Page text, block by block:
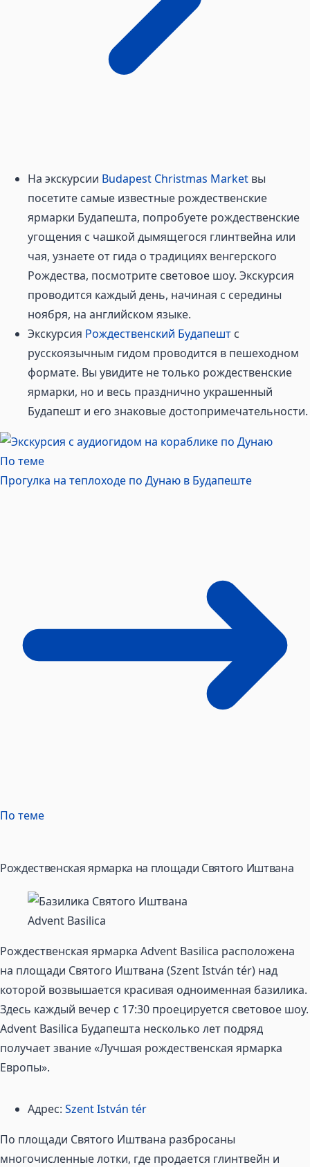
На экскурсии Budapest Christmas Market вы
посетите самые известные рождественские
ярмарки Будапешта, попробуете рождественские
угощения с чашкой дымящегося глинтвейна или
чая, узнаете от гида о традициях венгерского
Рождества, посмотрите световое шоу. Экскурсия
проводится каждый день, начиная с середины
ноября, на английском языке.
Экскурсия Рождественский Будапешт с
русскоязычным гидом проводится в пешеходном
формате. Вы увидите не только рождественские
ярмарки, но и весь празднично украшенный
Будапешт и его знаковые достопримечательности.
По теме
Прогулка на теплоходе по Дунаю в Будапеште
По теме
Рождественская ярмарка на площади Святого Иштвана
Advent Basilica
Рождественская ярмарка Advent Basilica расположена
на площади Святого Иштвана (Szent István tér) над
которой возвышается красивая одноименная базилика.
Здесь каждый вечер с 17:30 проецируется световое шоу.
Advent Basilica Будапешта несколько лет подряд
получает звание «Лучшая рождественская ярмарка
Европы».
Адрес: Szent István tér
По площади Святого Иштвана разбросаны
многочисленные лотки, где продается глинтвейн и